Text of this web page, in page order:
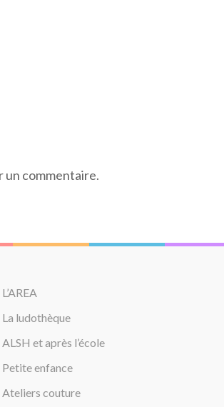
un commentaire.
L’AREA
La ludothèque
ALSH et après l’école
Petite enfance
Ateliers couture